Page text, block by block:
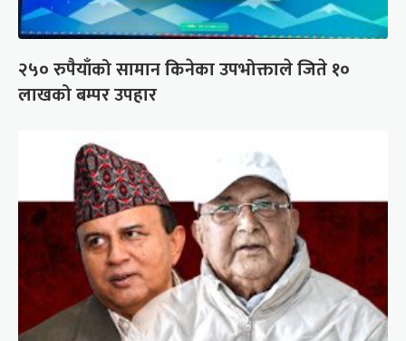
२५० रुपैयाँको सामान किनेका उपभोक्ताले जिते १०
लाखको बम्पर उपहार